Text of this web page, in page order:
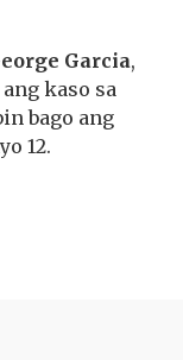
Garcia,
kaso sa
bago ang
12.